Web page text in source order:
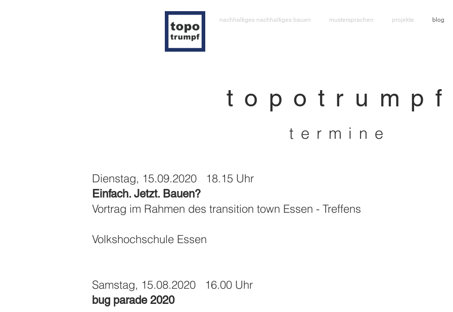
nachhaltiges nachhaltiges bauen mustersprachen projekte blog
topotrumpf
termine
Dienstag, 15.09.2020 18.15 Uhr
Einfach. Jetzt. Bauen?
Vortrag im Rahmen des transition town Essen - Treffens
Volkshochschule Essen
Samstag, 15.08.2020 16.00 Uhr
bug parade 2020